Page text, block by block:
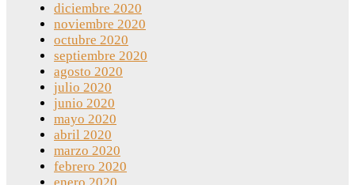
diciembre 2020
noviembre 2020
octubre 2020
septiembre 2020
agosto 2020
julio 2020
junio 2020
mayo 2020
abril 2020
marzo 2020
febrero 2020